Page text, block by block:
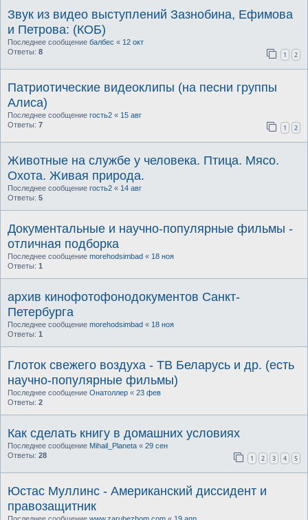
Звук из видео выступлений Зазнобина, Ефимова
и Петрова: (КОБ)
Последнее сообщение балбес « 12 окт
Ответы: 8 1 2
Патриотические видеоклипы (на песни группы
Алиса)
Последнее сообщение гость2 « 15 авг
Ответы: 7 1 2
Животные на службе у человека. Птица. Мясо.
Охота. Живая природа.
Последнее сообщение гость2 « 14 авг
Ответы: 5
Документальные и научно-популярные фильмы -
отличная подборка
Последнее сообщение morehodsimbad « 18 ноя
Ответы: 1
архив кинофотофонодокументов Санкт-
Петербурга
Последнее сообщение morehodsimbad « 18 ноя
Ответы: 1
Глоток свежего воздуха - ТВ Беларусь и др. (есть
научно-популярные фильмы)
Последнее сообщение Онатоллер « 23 фев
Ответы: 2
Как сделать книгу в домашних условиях
Последнее сообщение Mihail_Planeta « 29 сен
Ответы: 28 1 2 3 4 5
Юстас Муллинс - Американский диссидент и
правозащитник